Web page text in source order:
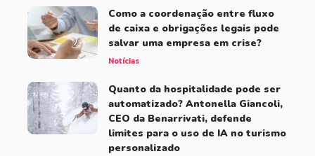
Como a coordenação entre fluxo
de caixa e obrigações legais pode
salvar uma empresa em crise?
Notícias
Quanto da hospitalidade pode ser
automatizado? Antonella Giancoli,
CEO da Benarrivati, defende
limites para o uso de IA no turismo
personalizado